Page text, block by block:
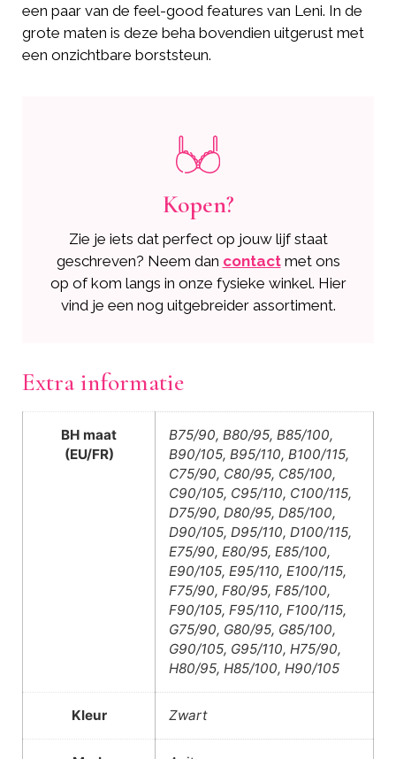
een paar van de feel-good features van Leni. In de
grote maten is deze beha bovendien uitgerust met
een onzichtbare borststeun.
Kopen?
Zie je iets dat perfect op jouw lijf staat
geschreven? Neem dan contact met ons
op of kom langs in onze fysieke winkel. Hier
vind je een nog uitgebreider assortiment.
Extra informatie
BH maat
(EU/FR)
B75/90, B80/95, B85/100,
B90/105, B95/110, B100/115,
C75/90, C80/95, C85/100,
C90/105, C95/110, C100/115,
D75/90, D80/95, D85/100,
D90/105, D95/110, D100/115,
E75/90, E80/95, E85/100,
E90/105, E95/110, E100/115,
F75/90, F80/95, F85/100,
F90/105, F95/110, F100/115,
G75/90, G80/95, G85/100,
G90/105, G95/110, H75/90,
H80/95, H85/100, H90/105
Kleur Zwart